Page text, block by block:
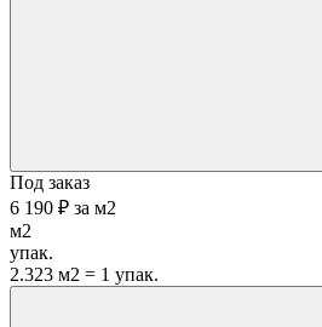
Под заказ
6 190 ₽ за м2
м2
упак.
2.323 м2 = 1 упак.